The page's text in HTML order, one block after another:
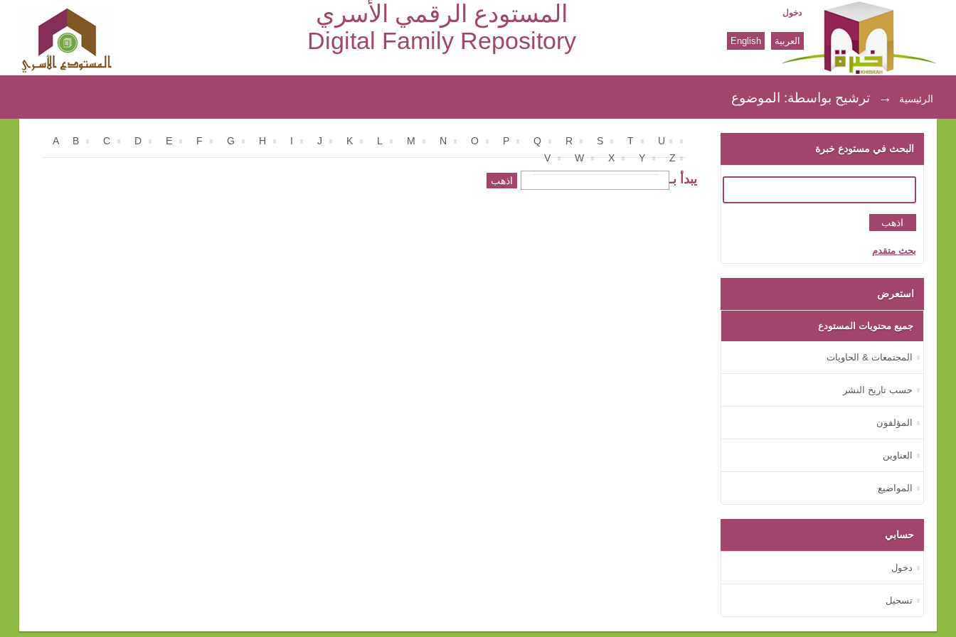
المستودع الرقمي الأسري
Digital Family Repository
ترشيح بواسطة: الموضوع
دخول
العربية English
الرئيسية → ترشيح بواسطة: الموضوع
A B C D E F G H J K L M N O P Q R S T
U
V
W X Y Z
يبدأ بـ
البحث في مستودع خبرة
بحث متقدم
استعرض
جميع محتويات المستودع
المجتمعات & الحاويات
حسب تاريخ النشر
المؤلفون
العناوين
المواضيع
حسابي
دخول
تسجيل